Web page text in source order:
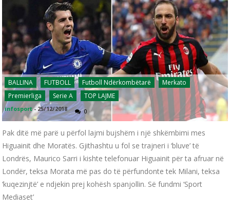
BALLINA FUTBOLL Futboll Ndërkombëtarë
Merkato
Premierliga
Serie A TOP LAJME
infosport -25/12/2018 0
​Pak ditë më parë u përfol lajmi bujshëm i një shkëmbimi mes
Higuainit dhe Moratës. Gjithashtu u fol se trajneri i ‘bluve’ të
Londrës, Maurico Sarri i kishte telefonuar Higuainit për ta afruar në
Londër, teksa Morata më pas do të përfundonte tek Milani, teksa
‘kuqezinjtë’ e ndjekin prej kohësh spanjollin. Së fundmi ‘Sport
Mediaset’